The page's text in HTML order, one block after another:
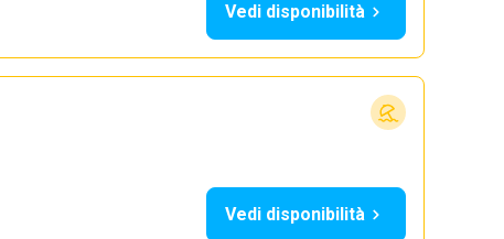
Vedi disponibilità
Vedi disponibilità